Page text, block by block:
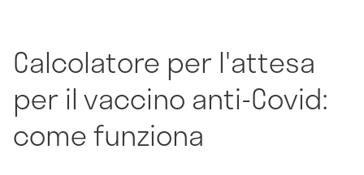
Calcolatore per l'attesa
per il vaccino anti-Covid:
come funziona